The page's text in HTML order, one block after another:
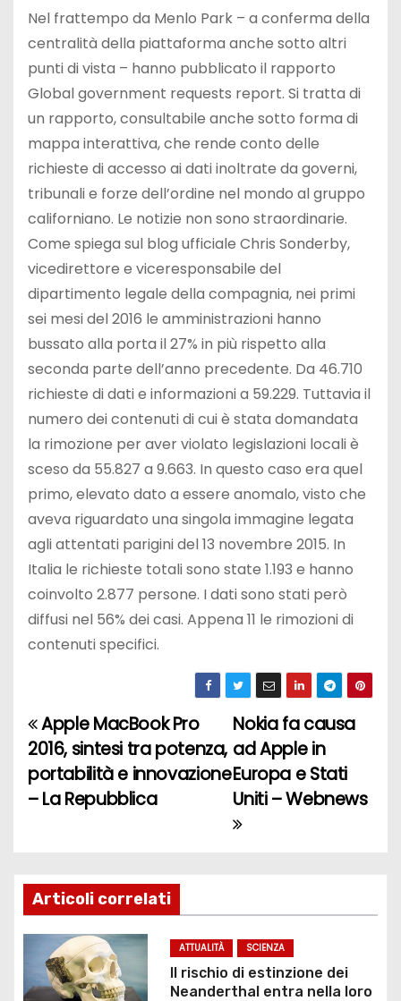
Nel frattempo da Menlo Park – a conferma della
centralità della piattaforma anche sotto altri
punti di vista – hanno pubblicato il rapporto
Global government requests report. Si tratta di
un rapporto, consultabile anche sotto forma di
mappa interattiva, che rende conto delle
richieste di accesso ai dati inoltrate da governi,
tribunali e forze dell’ordine nel mondo al gruppo
californiano. Le notizie non sono straordinarie.
Come spiega sul blog ufficiale Chris Sonderby,
vicedirettore e viceresponsabile del
dipartimento legale della compagnia, nei primi
sei mesi del 2016 le amministrazioni hanno
bussato alla porta il 27% in più rispetto alla
seconda parte dell’anno precedente. Da 46.710
richieste di dati e informazioni a 59.229. Tuttavia il
numero dei contenuti di cui è stata domandata
la rimozione per aver violato legislazioni locali è
sceso da 55.827 a 9.663. In questo caso era quel
primo, elevato dato a essere anomalo, visto che
aveva riguardato una singola immagine legata
agli attentati parigini del 13 novembre 2015. In
Italia le richieste totali sono state 1.193 e hanno
coinvolto 2.877 persone. I dati sono stati però
diffusi nel 56% dei casi. Appena 11 le rimozioni di
contenuti specifici.
N
a
v
g
a
i
Nokia fa causa
ad Apple in
Europa e Stati
Uniti – Webnews
Apple MacBook Pro
2016, sintesi tra potenza,
portabilità e innovazione
– La Repubblica
Articoli correlati
ATTUALITÀ SCIENZA
Il rischio di estinzione dei
Neanderthal entra nella loro